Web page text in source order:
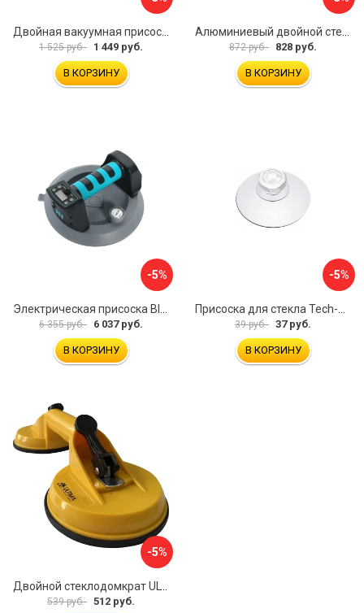
Двойная вакуумная присоска ARMA P620
1 525 руб. 1 449 руб.
В КОРЗИНУ
Алюминиевый двойной стеклодомкрат УправДом 4100002750
872 руб. 828 руб.
В КОРЗИНУ
-5%
6 355 руб. 6 037 руб.
В КОРЗИНУ
-5%
39 руб. 37 руб.
В КОРЗИНУ
-5%
Двойной стеклодомкрат ULTIMA 2
539 руб. 512 руб.